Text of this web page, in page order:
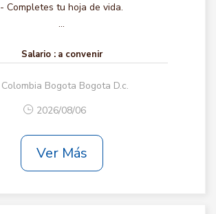
- Completes tu hoja de vida.
...
Salario : a convenir
Colombia Bogota Bogota D.c.
2026/08/06
Ver Más